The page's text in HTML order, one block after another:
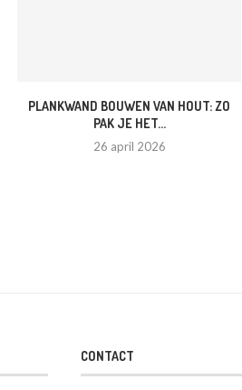
PLANKWAND BOUWEN VAN HOUT: ZO
PAK JE HET...
26 april 2026
CONTACT